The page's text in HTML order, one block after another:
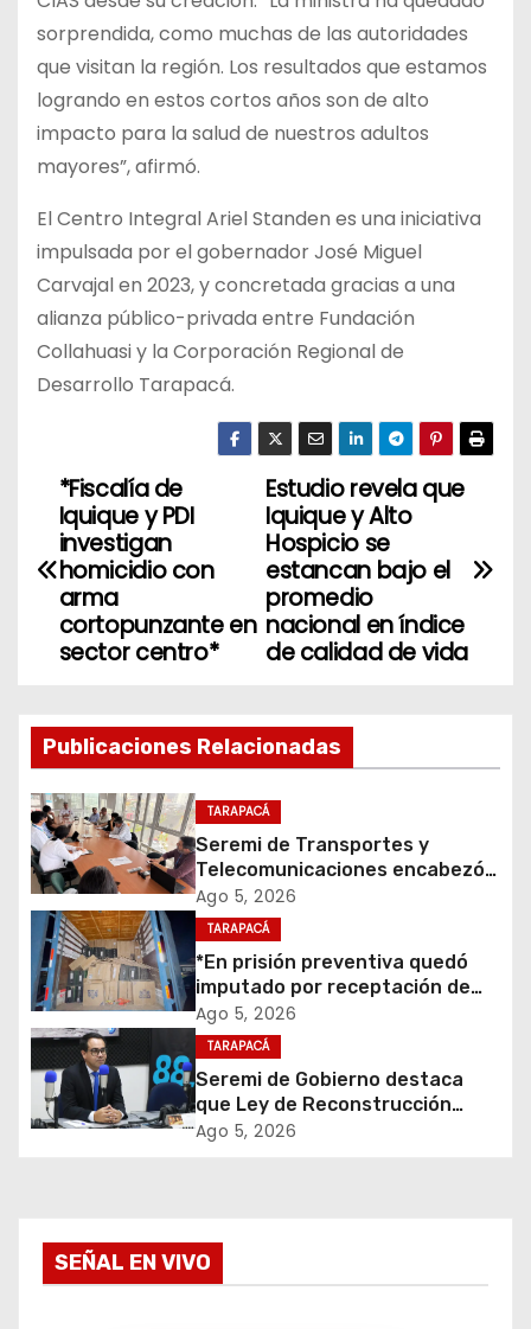
sorprendida, como muchas de las autoridades
que visitan la región. Los resultados que estamos
logrando en estos cortos años son de alto
impacto para la salud de nuestros adultos
mayores”, afirmó.
El Centro Integral Ariel Standen es una iniciativa
impulsada por el gobernador José Miguel
Carvajal en 2023, y concretada gracias a una
alianza público-privada entre Fundación
Collahuasi y la Corporación Regional de
Desarrollo Tarapacá.
N
a
a
c
i
ó
n
d
e
e
r
a
Estudio revela que
Iquique y Alto
Hospicio se
estancan bajo el
promedio
nacional en índice
de calidad de vida
*Fiscalía de
Iquique y PDI
investigan
homicidio con
arma
cortopunzante en
sector centro*
Publicaciones Relacionadas
TARAPACÁ
Seremi de Transportes y
Telecomunicaciones encabezó
primera mesa de coordinación
para el retiro de cables en
desuso en Iquique
Ago 5, 2026
TARAPACÁ
*En prisión preventiva quedó
imputado por receptación de
cigarrillos avaluados en $1.600
millones*
Ago 5, 2026
TARAPACÁ
Seremi de Gobierno destaca
que Ley de Reconstrucción
Nacional impulsará la inversión
Ago 5, 2026
SEÑAL EN VIVO